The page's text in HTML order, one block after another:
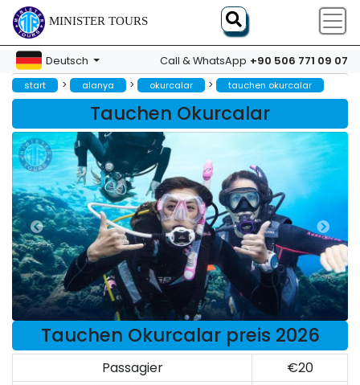
MINISTER TOURS
Deutsch Call & WhatsApp +90 506 771 09 07
start > alanya > okurcalar > tauchen okurcalar
Tauchen Okurcalar
Tauchen Okurcalar preis 2026
Passagier
€20